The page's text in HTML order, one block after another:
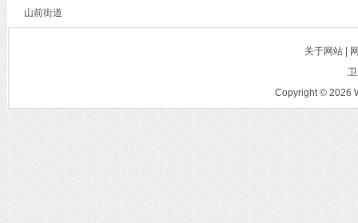
山前街道
关于网站 |
Copyright © 2026